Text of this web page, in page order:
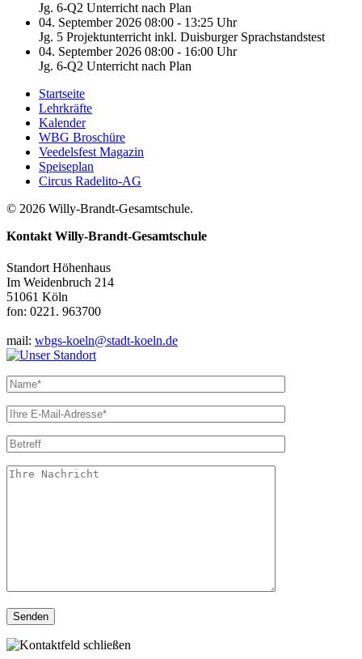
Jg. 6-Q2 Unterricht nach Plan
04. September 2026 08:00 - 13:25 Uhr
Jg. 5 Projektunterricht inkl. Duisburger Sprachstandstest
04. September 2026 08:00 - 16:00 Uhr
Jg. 6-Q2 Unterricht nach Plan
Startseite
Lehrkräfte
Kalender
WBG Broschüre
Veedelsfest Magazin
Speiseplan
Circus Radelito-AG
© 2026 Willy-Brandt-Gesamtschule.
Kontakt Willy-Brandt-Gesamtschule
Standort Höhenhaus
Im Weidenbruch 214
51061 Köln
fon: 0221. 963700
mail: wbgs-koeln@stadt-koeln.de